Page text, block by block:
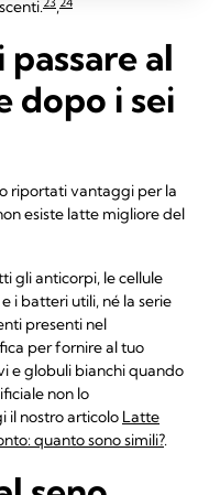
,
al
dopo i sei
riportati vantaggi per la
esiste latte migliore del
gli anticorpi, le cellule
i batteri utili, né la serie
presenti nel
per fornire al tuo
e globuli bianchi quando
non lo
il nostro articolo Latte
quanto sono simili?.